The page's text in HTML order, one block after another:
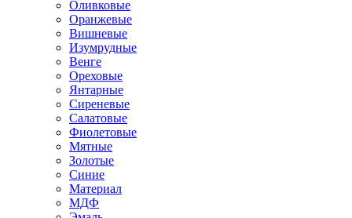
Оливковые
Оранжевые
Вишневые
Изумрудные
Венге
Ореховые
Янтарные
Сиреневые
Салатовые
Фиолетовые
Мятные
Золотые
Синие
Материал
МДФ